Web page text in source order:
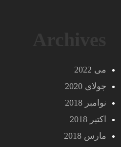
می 2022
جولای 2020
نوامبر 2018
اکتبر 2018
مارس 2018